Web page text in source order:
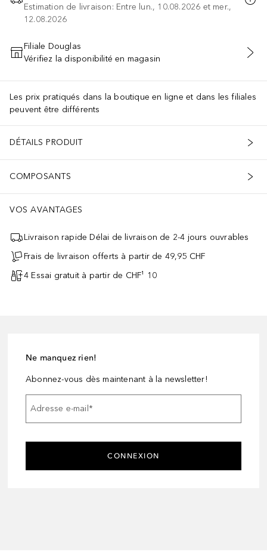
Estimation de livraison: Entre lun., 10.08.2026 et mer.,
12.08.2026
AJOUTER AU PANIER
Filiale Douglas
Vérifiez la disponibilité en magasin
Les prix pratiqués dans la boutique en ligne et dans les filiales
peuvent être différents
DÉTAILS PRODUIT
COMPOSANTS
VOS AVANTAGES
Livraison rapide Délai de livraison de 2-4 jours ouvrables
Frais de livraison offerts à partir de 49,95 CHF
4 Essai gratuit à partir de CHF¹ 10
Ne manquez rien!
Abonnez-vous dès maintenant à la newsletter!
Adresse e-mail*
CONNEXION